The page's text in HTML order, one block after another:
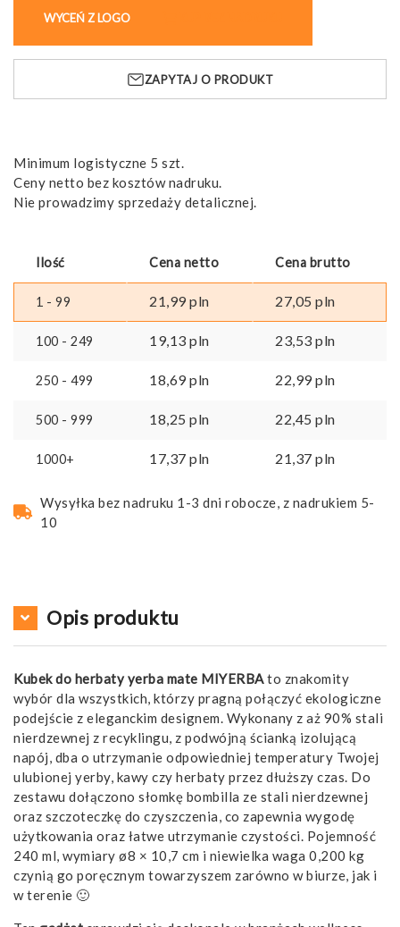
yerby
Miyerba,
stal
WYCEŃ Z LOGO
ZAPYTAJ O PRODUKT
Minimum logistyczne 5 szt.
Ceny netto bez kosztów nadruku.
Nie prowadzimy sprzedaży detalicznej.
Ilość Cena netto Cena brutto
1 - 99 21,99pln 27,05 pln
100 - 249 19,13 pln 23,53 pln
250 - 499 18,69pln 22,99pln
500 - 999 18,25 pln 22,45 pln
1000+ 17,37 pln 21,37 pln
Wysyłka bez nadruku 1-3 dni robocze, z nadrukiem 5-
10
Opis produktu
Kubek do herbaty yerba mate MIYERBAto znakomity
wybór dla wszystkich, którzy pragną połączyć ekologiczne
podejście z eleganckim designem. Wykonany z aż 90% stali
nierdzewnej z recyklingu, z podwójną ścianką izolującą
napój, dba o utrzymanie odpowiedniej temperatury Twojej
ulubionej yerby, kawy czy herbaty przez dłuższy czas. Do
zestawu dołączono słomkę bombilla ze stali nierdzewnej
oraz szczoteczkę do czyszczenia, co zapewnia wygodę
użytkowania oraz łatwe utrzymanie czystości. Pojemność
240 ml, wymiary ø8 × 10,7 cm i niewielka waga 0,200 kg
czynią go poręcznym towarzyszem zarówno w biurze, jak i
w terenie 🙂